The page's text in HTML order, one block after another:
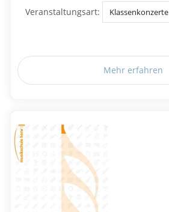
Veranstaltungsart: Klassenkonzerte
Mehr erfahren